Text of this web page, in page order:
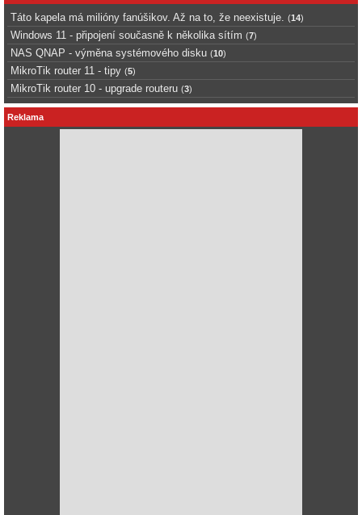
Táto kapela má milióny fanúšikov. Až na to, že neexistuje. (14)
Windows 11 - připojení současně k několika sítím (7)
NAS QNAP - výměna systémového disku (10)
MikroTik router 11 - tipy (5)
MikroTik router 10 - upgrade routeru (3)
Reklama